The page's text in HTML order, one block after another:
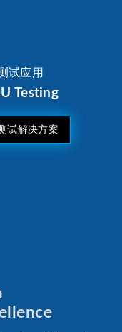
试应用
Testing
试解决方案